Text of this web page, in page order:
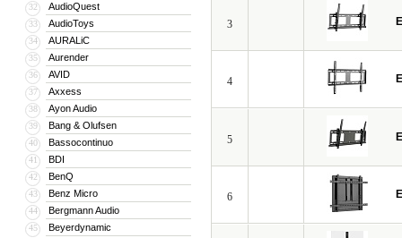
32 AudioQuest
33 AudioToys
34 AURALiC
35 Aurender
36 AVID
37 Axxess
38 Ayon Audio
39 Bang & Olufsen
40 Bassocontinuo
41 BDI
42 BenQ
43 Benz Micro
44 Bergmann Audio
45 Beyerdynamic
3
4
5
6